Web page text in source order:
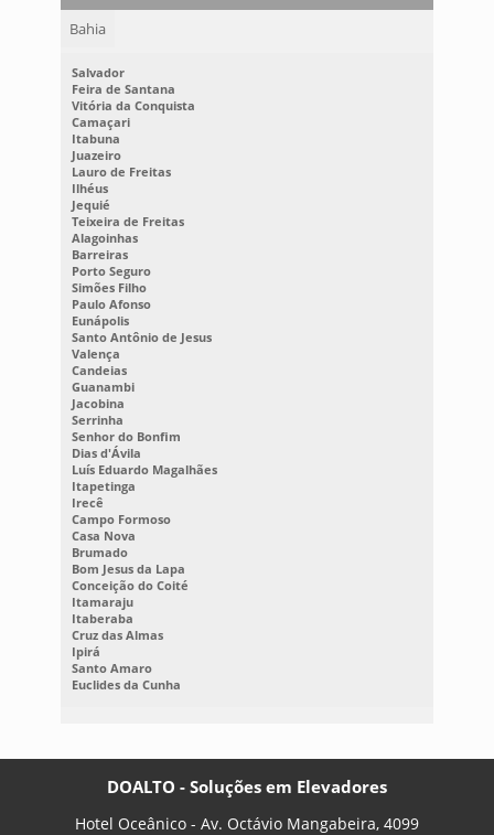
Bahia
Salvador
Feira de Santana
Vitória da Conquista
Camaçari
Itabuna
Juazeiro
Lauro de Freitas
Ilhéus
Jequié
Teixeira de Freitas
Alagoinhas
Barreiras
Porto Seguro
Simões Filho
Paulo Afonso
Eunápolis
Santo Antônio de Jesus
Valença
Candeias
Guanambi
Jacobina
Serrinha
Senhor do Bonfim
Dias d'Ávila
Luís Eduardo Magalhães
Itapetinga
Irecê
Campo Formoso
Casa Nova
Brumado
Bom Jesus da Lapa
Conceição do Coité
Itamaraju
Itaberaba
Cruz das Almas
Ipirá
Santo Amaro
Euclides da Cunha
DOALTO - Soluções em Elevadores
Hotel Oceânico - Av. Octávio Mangabeira, 4099